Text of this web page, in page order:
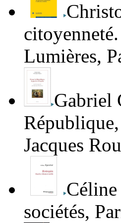
Lumières,
Gabriel
Jacques
sociétés,